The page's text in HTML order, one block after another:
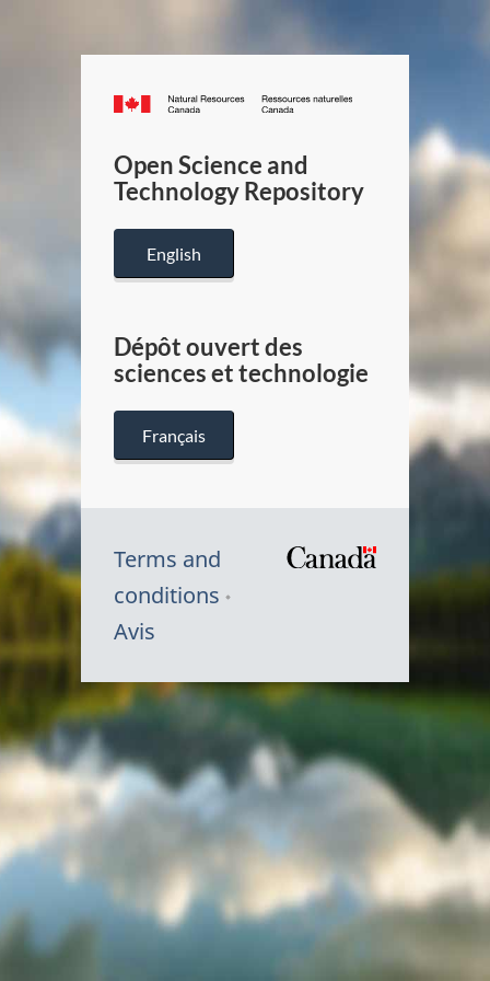
Canada.ca
/
Canada
Open Science and
Technology Repository
English
Dépôt ouvert des
sciences et technologie
Français
Terms and
conditions
Avis
Symbole
du